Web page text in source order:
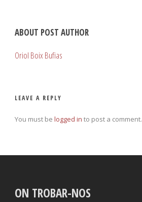
ABOUT POST AUTHOR
Oriol Boix Bufias
LEAVE A REPLY
You must be logged in to post a comment.
ON TROBAR-NOS